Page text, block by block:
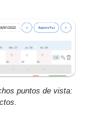
puntos de vista: